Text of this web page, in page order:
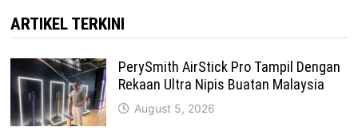
ARTIKEL TERKINI
PerySmith AirStick Pro Tampil Dengan
Rekaan Ultra Nipis Buatan Malaysia
August 5, 2026